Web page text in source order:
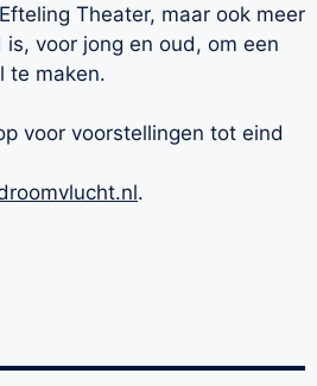
Theater, maar ook meer
voor jong en oud, om een
te maken.
voor voorstellingen tot eind
.